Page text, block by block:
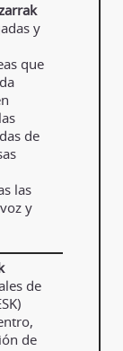
y
que
de
las
y
de
de